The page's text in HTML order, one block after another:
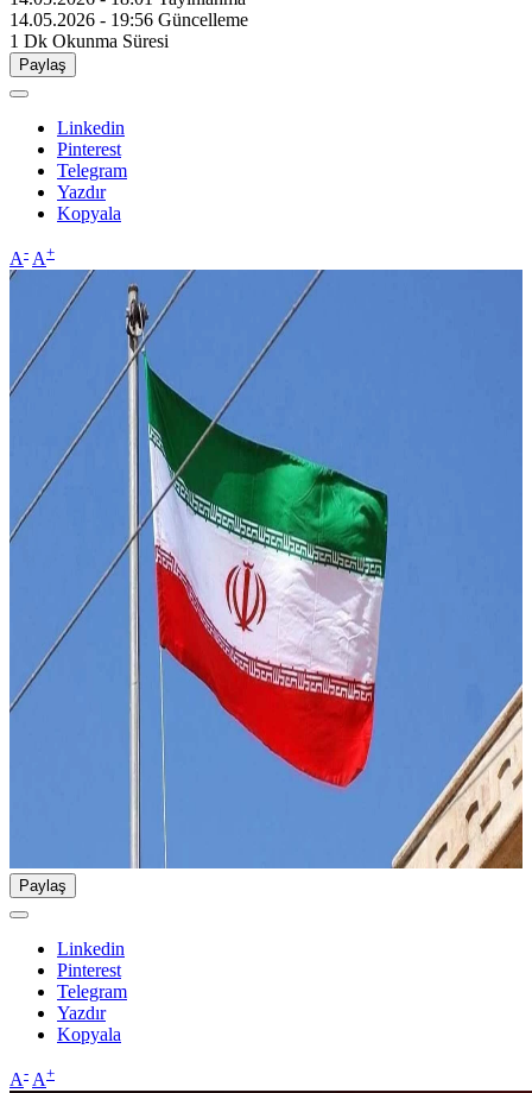
14.05.2026 - 19:56 Güncelleme
1 Dk Okunma Süresi
Paylaş
Linkedin
Pinterest
Telegram
Yazdır
Kopyala
A- A+
Paylaş
Linkedin
Pinterest
Telegram
Yazdır
Kopyala
A- A+